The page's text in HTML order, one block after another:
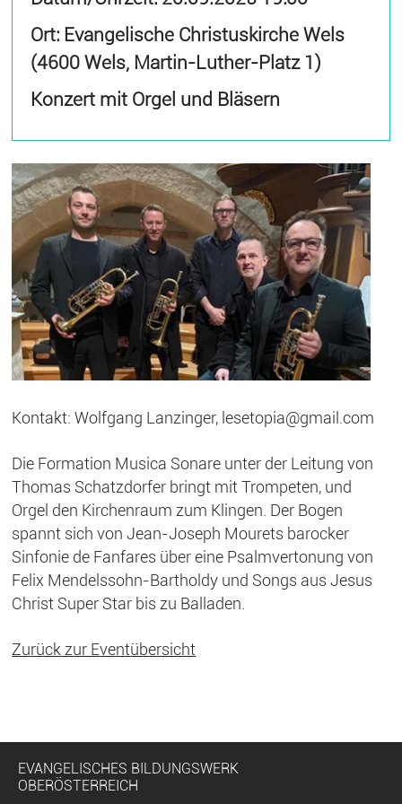
Ort: Evangelische Christuskirche Wels
(4600 Wels, Martin-Luther-Platz 1)
Konzert mit Orgel und Bläsern
Kontakt: Wolfgang Lanzinger, lesetopia@gmail.com
Die Formation Musica Sonare unter der Leitung von
Thomas Schatzdorfer bringt mit Trompeten, und
Orgel den Kirchenraum zum Klingen. Der Bogen
spannt sich von Jean-Joseph Mourets barocker
Sinfonie de Fanfares über eine Psalmvertonung von
Felix Mendelssohn-Bartholdy und Songs aus Jesus
Christ Super Star bis zu Balladen.
Zurück zur Eventübersicht
EVANGELISCHES BILDUNGSWERK
OBERÖSTERREICH